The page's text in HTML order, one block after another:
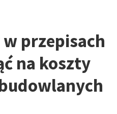
przepisach
na koszty